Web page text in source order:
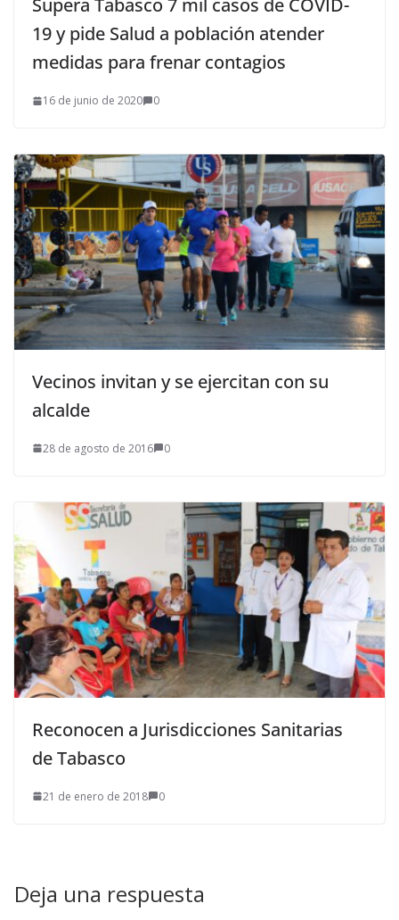
Supera Tabasco 7 mil casos de COVID-
19 y pide Salud a población atender
medidas para frenar contagios
16 de junio de 2020 0
Vecinos invitan y se ejercitan con su
alcalde
28 de agosto de 2016 0
Reconocen a Jurisdicciones Sanitarias
de Tabasco
21 de enero de 2018 0
Deja una respuesta